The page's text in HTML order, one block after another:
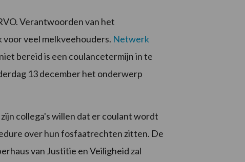
Verantwoorden van het
veel melkveehouders. Netwerk
bereid is een coulancetermijn in te
13 december het onderwerp
collega's willen dat er coulant wordt
over hun fosfaatrechten zitten. De
van Justitie en Veiligheid zal